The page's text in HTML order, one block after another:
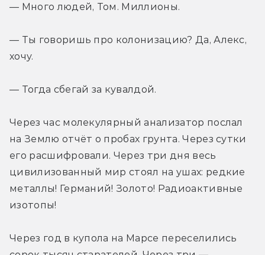
— Много людей, Том. Миллионы.
— Ты говоришь про колонизацию? Да, Алекс,
хочу.
— Тогда сбегай за кувалдой.
Через час молекулярный анализатор послал
на Землю отчёт о пробах грунта. Через сутки
его расшифровали. Через три дня весь
цивилизованный мир стоял на ушах: редкие
металлы! Германий! Золото! Радиоактивные
изотопы!
Через год в купола на Марсе переселились